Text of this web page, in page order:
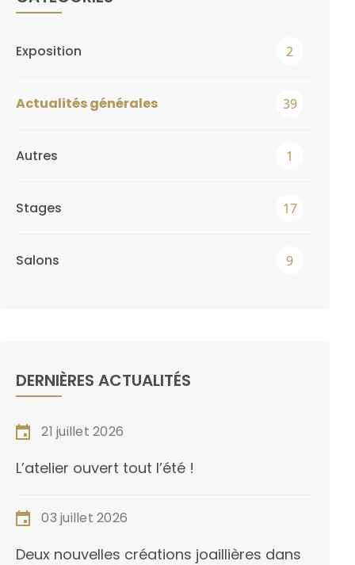
Exposition 2
Actualités générales 39
Autres 1
Stages 17
Salons 9
DERNIÈRES ACTUALITÉS
21 juillet 2026
L’atelier ouvert tout l’été !
03 juillet 2026
Deux nouvelles créations joaillières dans